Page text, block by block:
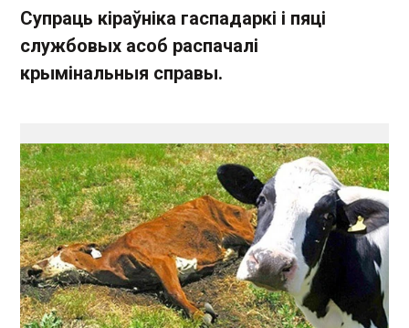
Супраць кіраўніка гаспадаркі і пяці
службовых асоб распачалі
крымінальныя справы.